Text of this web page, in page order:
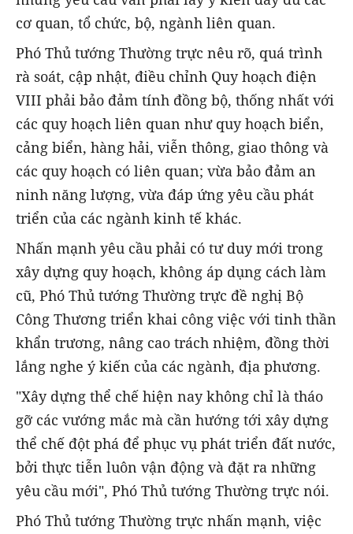
cơ quan, tổ chức, bộ, ngành liên quan.
Phó Thủ tướng Thường trực nêu rõ, quá trình
rà soát, cập nhật, điều chỉnh Quy hoạch điện
VIII phải bảo đảm tính đồng bộ, thống nhất với
các quy hoạch liên quan như quy hoạch biển,
cảng biển, hàng hải, viễn thông, giao thông và
các quy hoạch có liên quan; vừa bảo đảm an
ninh năng lượng, vừa đáp ứng yêu cầu phát
triển của các ngành kinh tế khác.
Nhấn mạnh yêu cầu phải có tư duy mới trong
xây dựng quy hoạch, không áp dụng cách làm
cũ, Phó Thủ tướng Thường trực đề nghị Bộ
Công Thương triển khai công việc với tinh thần
khẩn trương, nâng cao trách nhiệm, đồng thời
lắng nghe ý kiến của các ngành, địa phương.
"Xây dựng thể chế hiện nay không chỉ là tháo
gỡ các vướng mắc mà cần hướng tới xây dựng
thể chế đột phá để phục vụ phát triển đất nước,
bởi thực tiễn luôn vận động và đặt ra những
yêu cầu mới", Phó Thủ tướng Thường trực nói.
Phó Thủ tướng Thường trực nhấn mạnh, việc